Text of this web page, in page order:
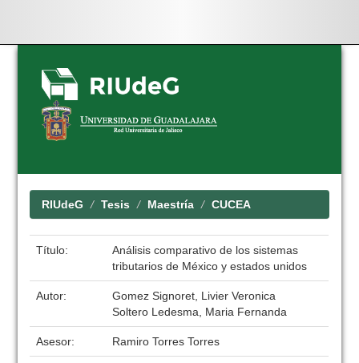
Skip
navigation
RIUdeG Tesis Maestría CUCEA
Título:
Análisis comparativo de los sistemas
tributarios de México y estados unidos
Autor:
Gomez Signoret, Livier Veronica
Soltero Ledesma, Maria Fernanda
Asesor: Ramiro Torres Torres